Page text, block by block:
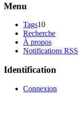
Menu
Tags10
Recherche
À propos
Notifications RSS
Identification
Connexion